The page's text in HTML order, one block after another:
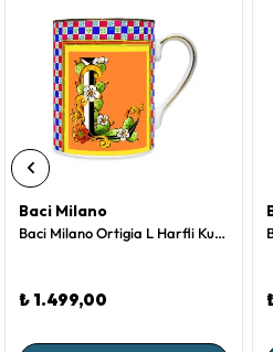
Baci Milano
Baci Milano Ortigia L Harfli Kupa
₺ 1.499,00